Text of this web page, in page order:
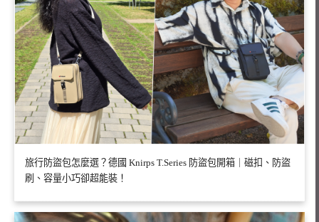
旅行防盜包怎麼選？德國 Knirps T.Series 防盜包開箱｜磁扣、防盜
刷、容量小巧卻超能裝！